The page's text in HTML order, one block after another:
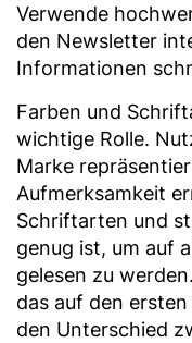
Verwende
den Newsletter
Informationen
Farben und
wichtige Rolle.
Marke
Aufmerksamkeit
Schriftarten und
genug ist, um auf
gelesen zu
das auf den
den Unterschied